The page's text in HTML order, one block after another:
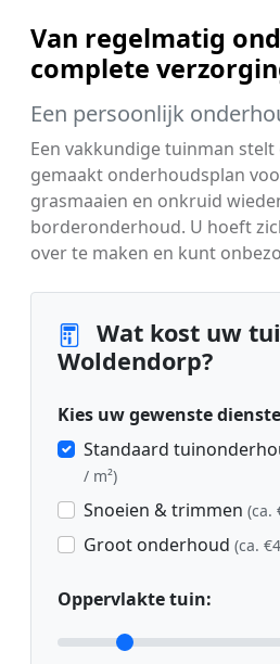
Van regelmatig
complete
Een persoonlijk
Een vakkundige tuinman
gemaakt onderhoudsplan
grasmaaien en onkruid
borderonderhoud. U hoeft
over te maken en kunt
Wat kost uw
Woldendorp?
Kies uw gewenste
Standaard
/ m²)
Snoeien & trimmen (ca.
Groot onderhoud (ca.
Oppervlakte tuin: